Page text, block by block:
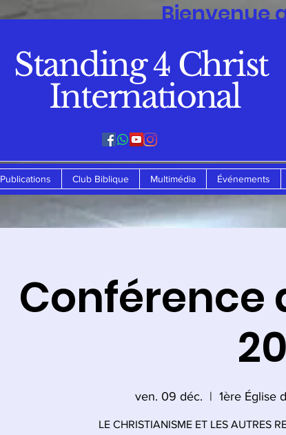
Bienvenue
Standing 4
Standing 4 Christ
International
Publications Club Biblique Multimédia Événements
Conférence
ven. 09 déc.
  |
1ère Église
LE CHRISTIANISME ET LES AUTRES